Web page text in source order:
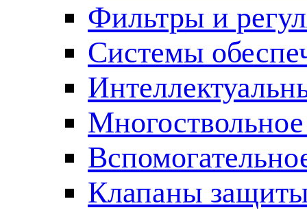
Фильтры и
Cистемы
Клапаны